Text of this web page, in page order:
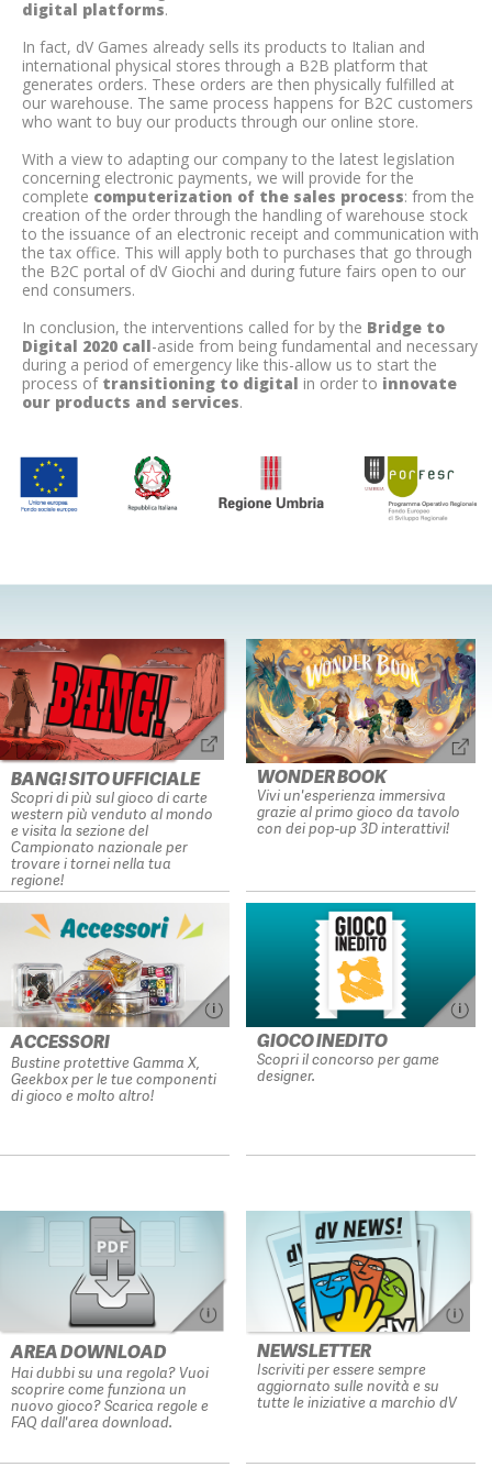
digital platforms.
In fact, dV Games already sells its products to Italian and
international physical stores through a B2B platform that
generates orders. These orders are then physically fulfilled at
our warehouse. The same process happens for B2C customers
who want to buy our products through our online store.
With a view to adapting our company to the latest legislation
concerning electronic payments, we will provide for the
complete computerization of the sales process: from the
creation of the order through the handling of warehouse stock
to the issuance of an electronic receipt and communication with
the tax office. This will apply both to purchases that go through
the B2C portal of dV Giochi and during future fairs open to our
end consumers.
In conclusion, the interventions called for by the Bridge to
Digital 2020 call-aside from being fundamental and necessary
during a period of emergency like this-allow us to start the
process of transitioning to digital in order to innovate
our products and services.
BANG! SITO UFFICIALE
Scopri di più sul gioco di carte
western più venduto al mondo
e visita la sezione del
Campionato nazionale per
trovare i tornei nella tua
regione!
WONDER BOOK
Vivi un'esperienza immersiva
grazie al primo gioco da tavolo
con dei pop-up 3D interattivi!
ACCESSORI
Bustine protettive Gamma X,
Geekbox per le tue componenti
di gioco e molto altro!
GIOCO INEDITO
Scopri il concorso per game
designer.
AREA DOWNLOAD
Hai dubbi su una regola? Vuoi
scoprire come funziona un
nuovo gioco? Scarica regole e
FAQ dall'area download.
NEWSLETTER
Iscriviti per essere sempre
aggiornato sulle novità e su
tutte le iniziative a marchio dV